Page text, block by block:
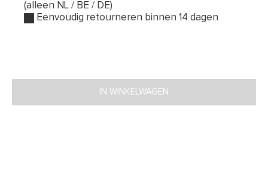
(alleen NL / BE / DE)
Eenvoudig retourneren binnen 14 dagen
IN WINKELWAGEN